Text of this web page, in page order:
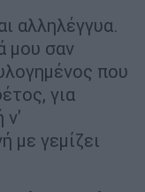
αλληλέγγυα.
μου σαν
που
για
ν'
με γεμίζει